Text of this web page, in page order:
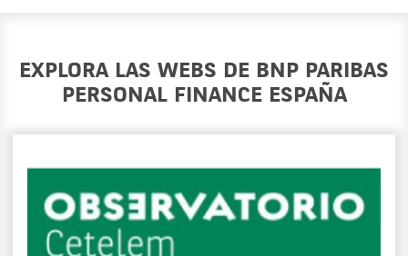
EXPLORA LAS WEBS DE BNP PARIBAS
PERSONAL FINANCE ESPAÑA